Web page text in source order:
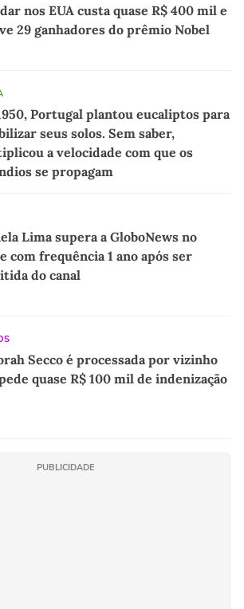
nos EUA custa quase R$ 400 mil e
29 ganhadores do prêmio Nobel
Portugal plantou eucaliptos para
seus solos. Sem saber,
a velocidade com que os
se propagam
Lima supera a GloboNews no
com frequência 1 ano após ser
do canal
Secco é processada por vizinho
quase R$ 100 mil de indenização
PUBLICIDADE